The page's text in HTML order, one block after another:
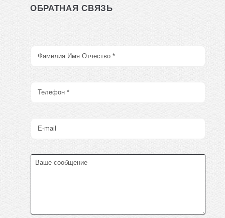
ОБРАТНАЯ СВЯЗЬ